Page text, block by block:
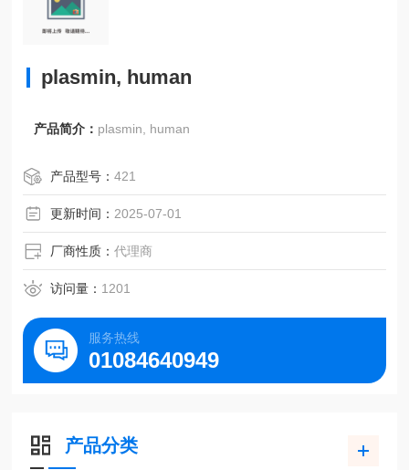
plasmin, human
产品简介： plasmin, human
产品型号：421
更新时间： 2025-07-01
厂商性质：代理商
访问量： 1201
服务热线
01084640949
产品分类